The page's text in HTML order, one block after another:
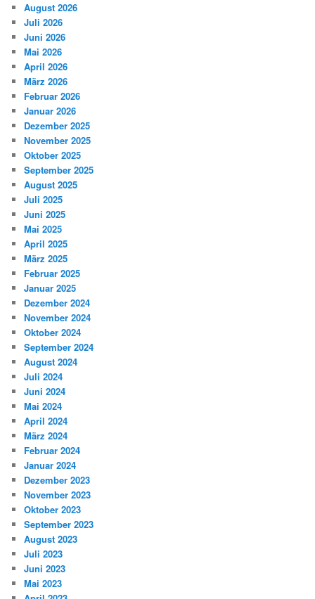
August 2026
Juli 2026
Juni 2026
Mai 2026
April 2026
März 2026
Februar 2026
Januar 2026
Dezember 2025
November 2025
Oktober 2025
September 2025
August 2025
Juli 2025
Juni 2025
Mai 2025
April 2025
März 2025
Februar 2025
Januar 2025
Dezember 2024
November 2024
Oktober 2024
September 2024
August 2024
Juli 2024
Juni 2024
Mai 2024
April 2024
März 2024
Februar 2024
Januar 2024
Dezember 2023
November 2023
Oktober 2023
September 2023
August 2023
Juli 2023
Juni 2023
Mai 2023